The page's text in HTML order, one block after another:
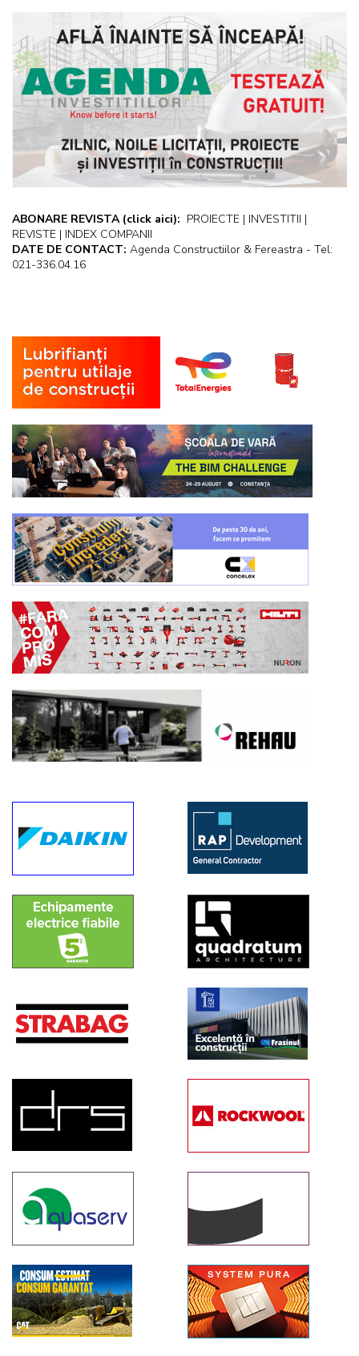
ABONARE REVISTA (click aici): PROIECTE | INVESTITII |
REVISTE | INDEX COMPANII
DATE DE CONTACT: Agenda Constructiilor & Fereastra - Tel:
021-336.04.16